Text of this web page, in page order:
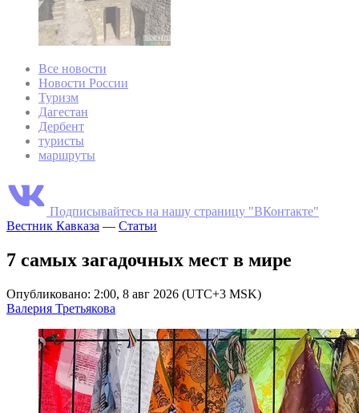
Все новости
Новости России
Туризм
Дагестан
Дербент
туристы
маршруты
Подписывайтесь на нашу страницу "ВКонтакте"
Вестник Кавказа — Статьи
7 самых загадочных мест в мире
Опубликовано: 2:00, 8 авг 2026 (UTC+3 MSK)
Валерия Третьякова